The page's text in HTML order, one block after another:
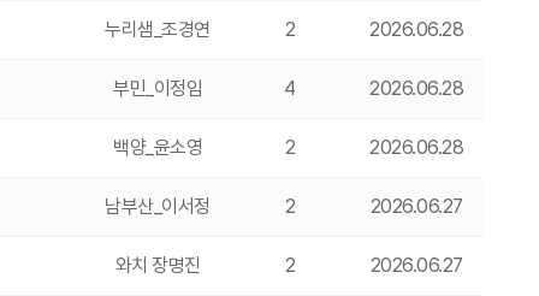
누리샘_조경연 2 2026.06.28
부민_이정임 4 2026.06.28
백양_윤소영 2 2026.06.28
남부산_이서정 2 2026.06.27
와치 장명진 2 2026.06.27